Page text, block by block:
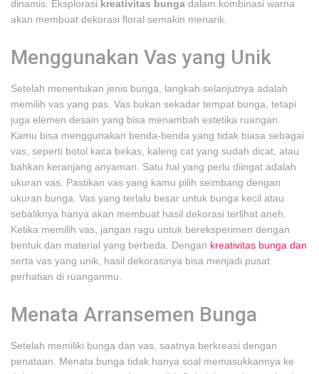
dinamis. Eksplorasi kreativitas bunga dalam kombinasi warna
akan membuat dekorasi floral semakin menarik.
Menggunakan Vas yang Unik
Setelah menentukan jenis bunga, langkah selanjutnya adalah
memilih vas yang pas. Vas bukan sekadar tempat bunga, tetapi
juga elemen desain yang bisa menambah estetika ruangan.
Kamu bisa menggunakan benda-benda yang tidak biasa sebagai
vas, seperti botol kaca bekas, kaleng cat yang sudah dicat, atau
bahkan keranjang anyaman. Satu hal yang perlu diingat adalah
ukuran vas. Pastikan vas yang kamu pilih seimbang dengan
ukuran bunga. Vas yang terlalu besar untuk bunga kecil atau
sebaliknya hanya akan membuat hasil dekorasi terlihat aneh.
Ketika memilih vas, jangan ragu untuk bereksperimen dengan
bentuk dan material yang berbeda. Dengan kreativitas bunga dan
serta vas yang unik, hasil dekorasinya bisa menjadi pusat
perhatian di ruanganmu.
Menata Arransemen Bunga
Setelah memiliki bunga dan vas, saatnya berkreasi dengan
penataan. Menata bunga tidak hanya soal memasukkannya ke